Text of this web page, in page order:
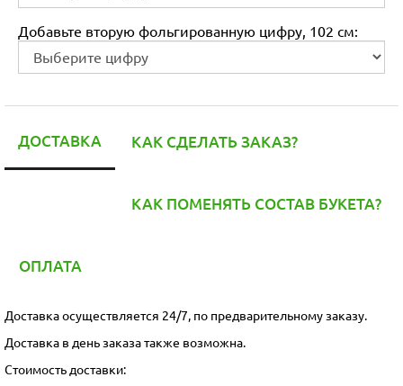
Добавьте вторую фольгированную цифру, 102 см:
ДОСТАВКА КАК СДЕЛАТЬ ЗАКАЗ?
КАК ПОМЕНЯТЬ СОСТАВ БУКЕТА?
ОПЛАТА
Доставка осуществляется 24/7, по предварительному заказу.
Доставка в день заказа также возможна.
Стоимость доставки: